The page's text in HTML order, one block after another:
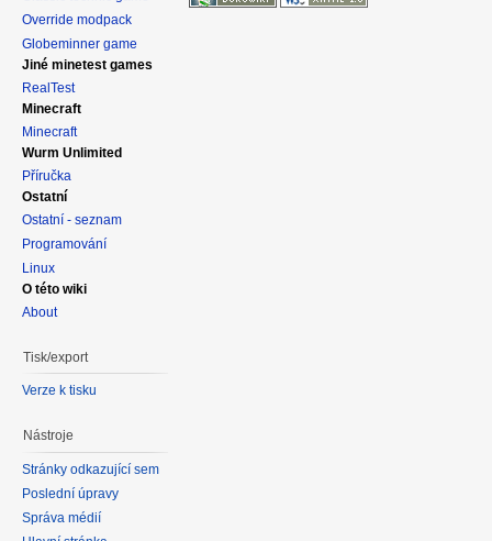
Override modpack
Globeminner game
Jiné minetest games
RealTest
Minecraft
Minecraft
Wurm Unlimited
Příručka
Ostatní
Ostatní - seznam
Programování
Linux
O této wiki
About
Tisk/export
Verze k tisku
Nástroje
Stránky odkazující sem
Poslední úpravy
Správa médií